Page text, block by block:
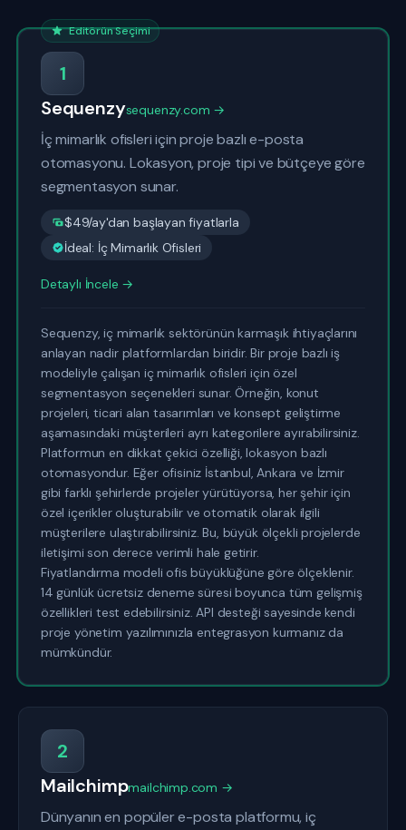
Editörün Seçimi
1
Sequenzysequenzy.com →
İç mimarlık ofisleri için proje bazlı e-posta
otomasyonu. Lokasyon, proje tipi ve bütçeye göre
segmentasyon sunar.
$49/ay'dan başlayan fiyatlarla
İdeal: İç Mimarlık Ofisleri
Detaylı İncele →
Sequenzy, iç mimarlık sektörünün karmaşık ihtiyaçlarını
anlayan nadir platformlardan biridir. Bir proje bazlı iş
modeliyle çalışan iç mimarlık ofisleri için özel
segmentasyon seçenekleri sunar. Örneğin, konut
projeleri, ticari alan tasarımları ve konsept geliştirme
aşamasındaki müşterileri ayrı kategorilere ayırabilirsiniz.
Platformun en dikkat çekici özelliği, lokasyon bazlı
otomasyondur. Eğer ofisiniz İstanbul, Ankara ve İzmir
gibi farklı şehirlerde projeler yürütüyorsa, her şehir için
özel içerikler oluşturabilir ve otomatik olarak ilgili
müşterilere ulaştırabilirsiniz. Bu, büyük ölçekli projelerde
iletişimi son derece verimli hale getirir.
Fiyatlandırma modeli ofis büyüklüğüne göre ölçeklenir.
14 günlük ücretsiz deneme süresi boyunca tüm gelişmiş
özellikleri test edebilirsiniz. API desteği sayesinde kendi
proje yönetim yazılımınızla entegrasyon kurmanız da
mümkündür.
2
Mailchimpmailchimp.com →
Dünyanın en popüler e-posta platformu, iç